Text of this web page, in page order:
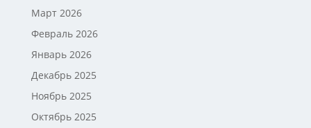
Март 2026
Февраль 2026
Январь 2026
Декабрь 2025
Ноябрь 2025
Октябрь 2025